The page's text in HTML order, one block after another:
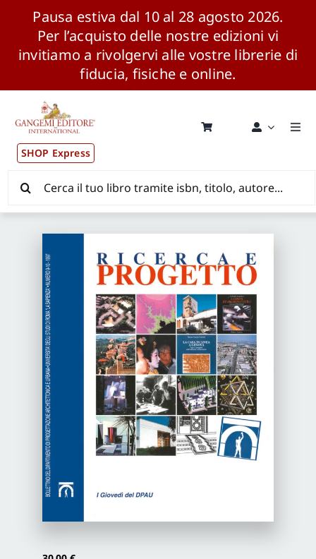
Pausa estiva dal 10 al 28 agosto 2026.
Per l’acquisto delle nostre edizioni vi
invitiamo a rivolgervi alle vostre librerie di
fiducia, fisiche e online.
contenuto
SHOP Express
Pubblicazioni
News ed Eventi
Distribuzione Wolrdwide
CONSIP / MEPA / ANVUR / CINECA
Newsletter
Autori
Proposte di pubblicazione
Gangemi Editore
per: